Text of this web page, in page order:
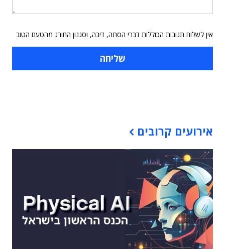
אין לשלוח תגובות הכוללות דברי הסתה, דיבה, וסגנון החורג מהטעם הטוב
אירועים קרובים